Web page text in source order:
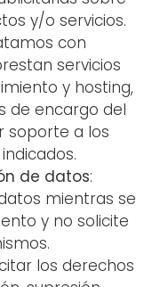
y/o servicios.
con
servicios
y hosting,
de encargo del
soporte a los
de datos:
mientras se
y no solicite
los derechos